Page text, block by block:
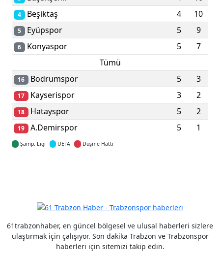
4 Beşiktaş 4 10
5 Eyüpspor 5 9
6 Konyaspor 5
7
Tümü
16 Bodrumspor 5 3
17 Kayserispor 3 2
18 Hatayspor 5 2
19 A.Demirspor 5 1
Şamp. Ligi UEFA Düşme Hattı
61trabzonhaber, en güncel bölgesel ve ulusal haberleri sizlere
ulaştırmak için çalışıyor. Son dakika Trabzon ve Trabzonspor
haberleri için sitemizi takip edin.